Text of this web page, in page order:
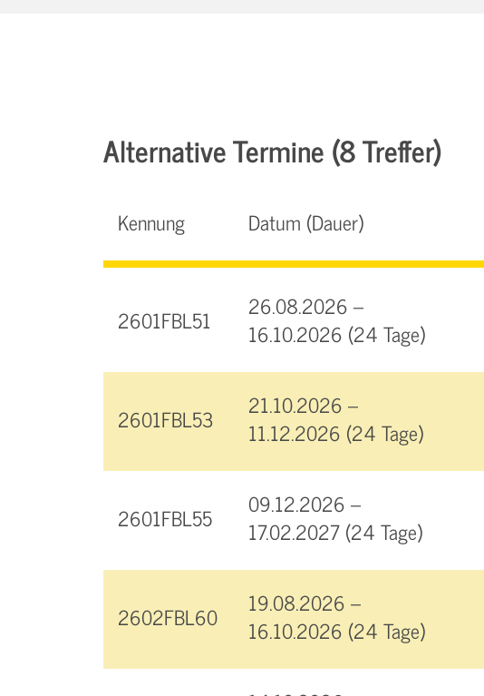
Alternative Termine (8 Treffer)
Kennung Datum (Dauer)
2601FBL51
26.08.2026 –
16.10.2026 (24 Tage)
2601FBL53
21.10.2026 –
11.12.2026 (24 Tage)
2601FBL55
09.12.2026 –
17.02.2027 (24 Tage)
2602FBL60
19.08.2026 –
16.10.2026 (24 Tage)